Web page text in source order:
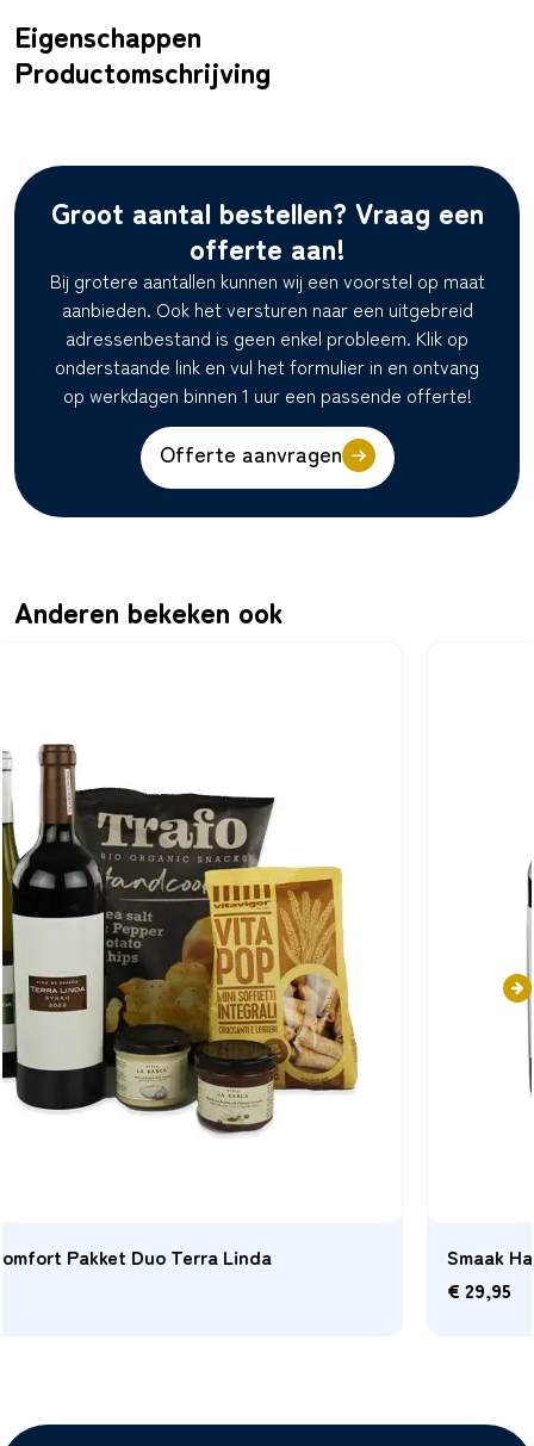
Productomschrijving
Eigenschappen
Groot aantal bestellen? Vraag een
offerte aan!
Bij grotere aantallen kunnen wij een voorstel op maat
aanbieden. Ook het versturen naar een uitgebreid
adressenbestand is geen enkel probleem. Klik op
onderstaande link en vul het formulier in en ontvang
op werkdagen binnen 1 uur een passende offerte!
Offerte aanvragen
Anderen bekeken ook
Smaak Harmonie Selectie Terra Linda Shiraz